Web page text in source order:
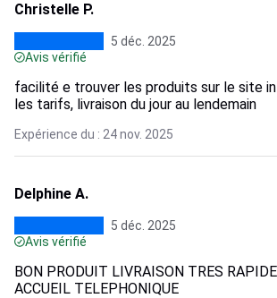
Christelle P.
5 déc. 2025
Avis vérifié
facilité e trouver les produits sur le site
les tarifs, livraison du jour au lendemain
Expérience du : 24 nov. 2025
Delphine A.
5 déc. 2025
Avis vérifié
BON PRODUIT LIVRAISON TRES
ACCUEIL TELEPHONIQUE